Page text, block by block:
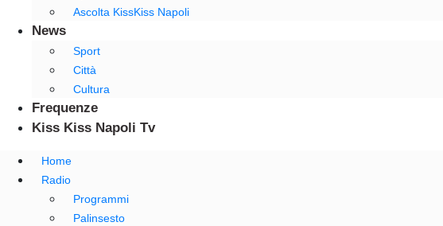
Ascolta KissKiss Napoli
News
Sport
Città
Cultura
Frequenze
Kiss Kiss Napoli Tv
Home
Radio
Programmi
Palinsesto